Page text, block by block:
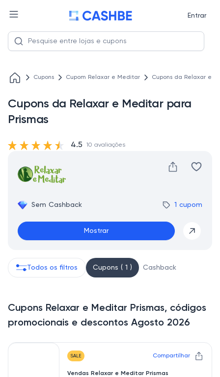
Entrar
Cupons Cupom Relaxar e Meditar Cupons da Relaxar e
Cupons da Relaxar e Meditar para
Prismas
Sem Cashback 1 cupom
Mostrar
4.5 10 avaliações
Todos os filtros Cupons ( 1 ) Cashback
Cupons Relaxar e Meditar Prismas, códigos
promocionais e descontos Agosto 2026
SALE Compartilhar
Vendas Relaxar e Meditar Prismas